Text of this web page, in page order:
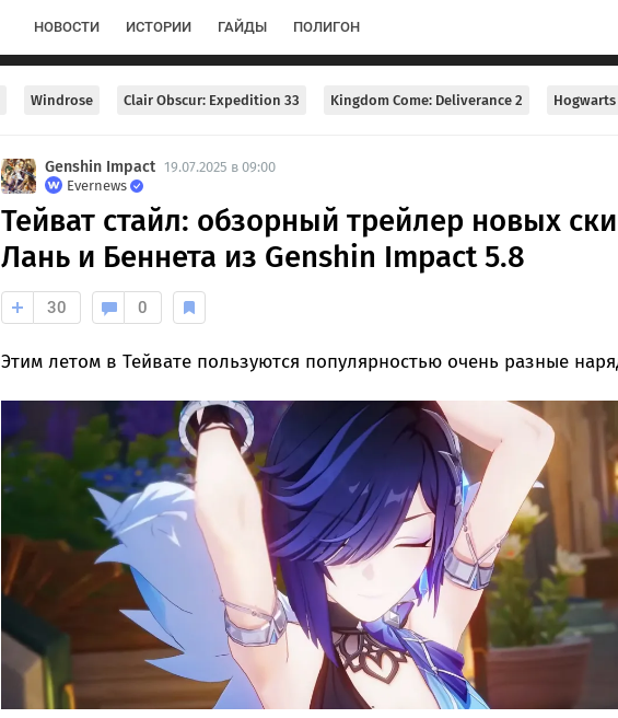
НОВОСТИ ИСТОРИИ ГАЙДЫ ПОЛИГОН
Windrose Clair Obscur: Expedition 33 Kingdom Come: Deliverance 2 Hogwarts
Genshin Impact
19.07.2025 в 09:00
Evernews
Тейват стайл: обзорный трейлер новых
Лань и Беннета из Genshin Impact 5.8
30 0
Этим летом в Тейвате пользуются популярностью очень разные